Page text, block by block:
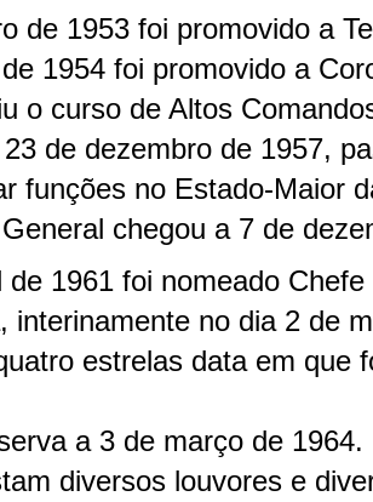
de 1953 foi promovido a
1954 foi promovido a
o curso de Altos
de dezembro de 1957,
funções no Estado-Maior
chegou a 7 de
de 1961 foi nomeado
interinamente no dia 2 de
estrelas data em que
a 3 de março de
diversos louvores e